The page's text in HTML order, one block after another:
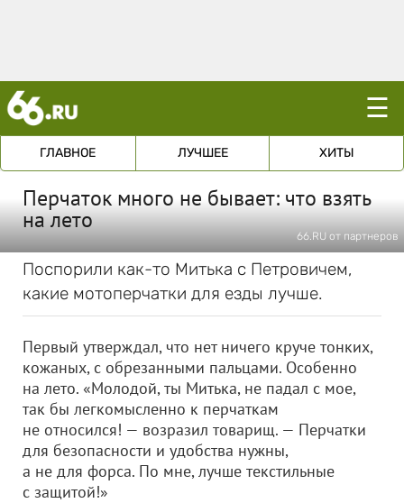
☰
ГЛАВНОЕ ЛУЧШЕЕ ХИТЫ
Перчаток много не бывает: что взять
на лето
66.RU от партнеров
Поспорили как-то Митька с Петровичем,
какие мотоперчатки для езды лучше.
Первый утверждал, что нет ничего круче тонких,
кожаных, с обрезанными пальцами. Особенно
на лето. «Молодой, ты Митька, не падал с мое,
так бы легкомысленно к перчаткам
не относился! — возразил товарищ. — Перчатки
для безопасности и удобства нужны,
а не для форса. По мне, лучше текстильные
с защитой!»